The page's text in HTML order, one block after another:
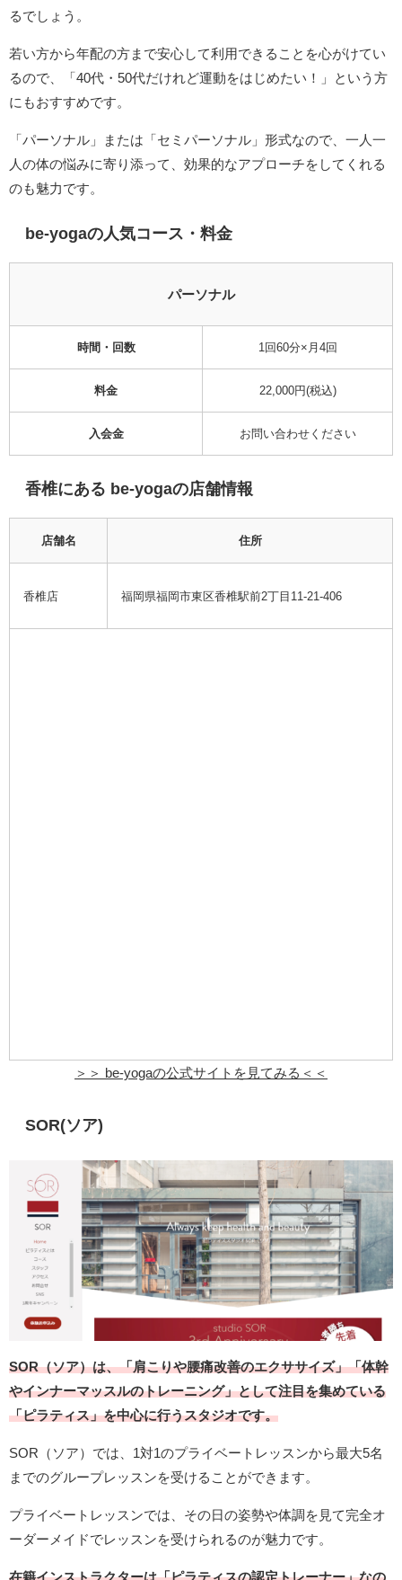
るでしょう。
若い方から年配の方まで安心して利用できることを心がけてい
るので、「40代・50代だけれど運動をはじめたい！」という方
にもおすすめです。
「パーソナル」または「セミパーソナル」形式なので、一人一
人の体の悩みに寄り添って、効果的なアプローチをしてくれる
のも魅力です。
be-yogaの人気コース・料金
パーソナル
時間・回数 1回60分×月4回
料金 22,000円(税込)
入会金 お問い合わせください
香椎にある be-yogaの店舗情報
店舗名 住所
香椎店 福岡県福岡市東区香椎駅前2丁目11-21-406
＞＞ be-yogaの公式サイトを見てみる＜＜
SOR(ソア)
SOR（ソア）は、「肩こりや腰痛改善のエクササイズ」「体幹
やインナーマッスルのトレーニング」として注目を集めている
「ピラティス」を中心に行うスタジオです。
SOR（ソア）では、1対1のプライベートレッスンから最大5名
までのグループレッスンを受けることができます。
プライベートレッスンでは、その日の姿勢や体調を見て完全オ
ーダーメイドでレッスンを受けられるのが魅力です。
在籍インストラクターは「ピラティスの認定トレーナー」なの